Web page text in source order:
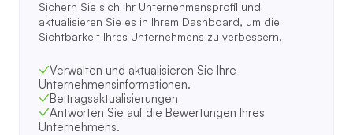
Sichern Sie sich Ihr Unternehmensprofil und
aktualisieren Sie es in Ihrem Dashboard, um die
Sichtbarkeit Ihres Unternehmens zu verbessern.
Verwalten und aktualisieren Sie Ihre
Unternehmensinformationen.
Beitragsaktualisierungen
Antworten Sie auf die Bewertungen Ihres
Unternehmens.